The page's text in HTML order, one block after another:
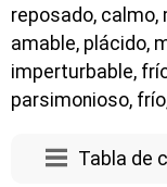
reposado, calmo,
amable, plácido,
imperturbable,
parsimonioso,
Tabla de